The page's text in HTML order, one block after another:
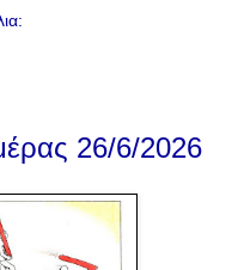
26/6/2026